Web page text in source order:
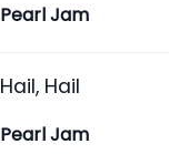
Pearl Jam
Hail, Hail
Pearl Jam